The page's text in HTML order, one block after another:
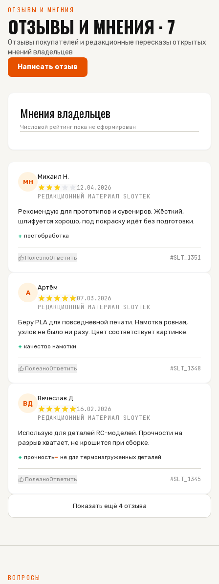
ОТЗЫВЫ И МНЕНИЯ
ОТЗЫВЫ И МНЕНИЯ · 7
Отзывы покупателей и редакционные пересказы открытых
мнений владельцев
Написать отзыв
Мнения владельцев
Числовой рейтинг пока не сформирован
МН
Михаил Н.
12.04.2026
РЕДАКЦИОННЫЙ МАТЕРИАЛ SLOYTEK
Рекомендую для прототипов и сувениров. Жёсткий,
шлифуется хорошо, под покраску идёт без подготовки.
+ постобработка
ПолезноОтветить #SLT_ 1351
А
Артём
07.03.2026
РЕДАКЦИОННЫЙ МАТЕРИАЛ SLOYTEK
Беру PLA для повседневной печати. Намотка ровная,
узлов не было ни разу. Цвет соответствует картинке.
+ качество намотки
ПолезноОтветить #SLT_ 1348
ВД
Вячеслав Д.
16.02.2026
РЕДАКЦИОННЫЙ МАТЕРИАЛ SLOYTEK
Использую для деталей RC-моделей. Прочности на
разрыв хватает, не крошится при сборке.
+ прочность− не для термонагруженных деталей
ПолезноОтветить #SLT_ 1345
Показать ещё 4 отзыва
ВОПРОСЫ